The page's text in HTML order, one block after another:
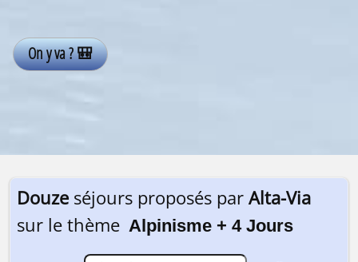
Douze séjours proposés par Alta-Via
sur le thème Alpinisme + 4 Jours